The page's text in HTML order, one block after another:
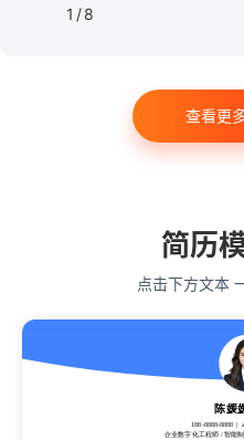
仓储/物流
艺术与设计
1 /8
查看更
简历
点击下方文本
陈媛
188-8888-8888
企业数字化工程师 / 智能